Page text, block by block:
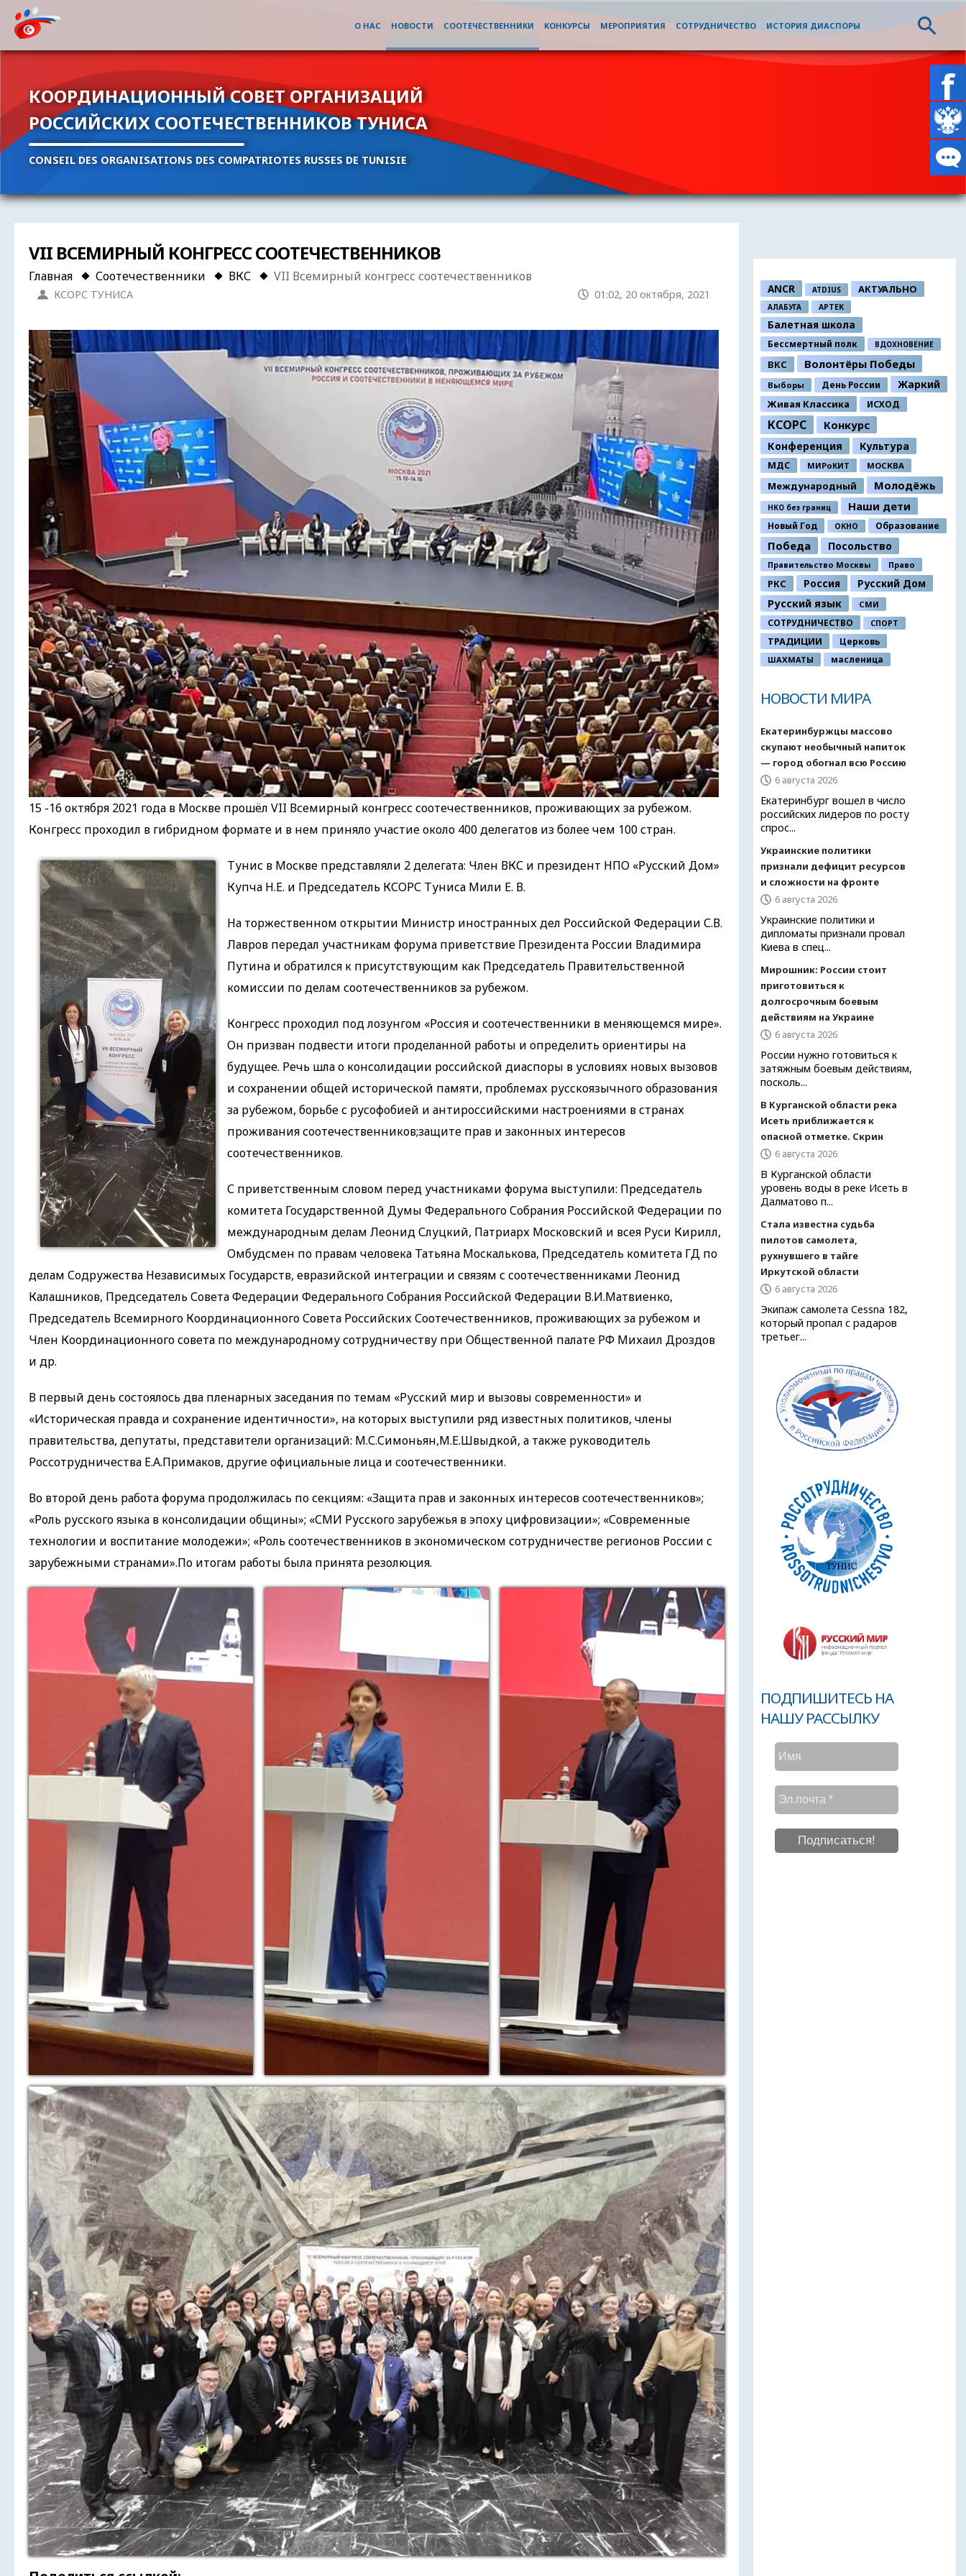
КООРДИНАЦИОННЫЙ СОВЕТ ОРГАНИЗАЦИЙ
РОССИЙСКИХ СООТЕЧЕСТВЕННИКОВ ТУНИСА
CONSEIL DES ORGANISATIONS DES COMPATRIOTES RUSSES DE TUNISIE
О НАС НОВОСТИ СООТЕЧЕСТВЕННИКИ КОНКУРСЫ МЕРОПРИЯТИЯ СОТРУДНИЧЕСТВО ИСТОРИЯ ДИАСПОРЫ
VII ВСЕМИРНЫЙ КОНГРЕСС СООТЕЧЕСТВЕННИКОВ
Главная Соотечественники ВКС VII Всемирный конгресс соотечественников
КСОРС ТУНИСА 01:02, 20 октября, 2021
15 -16 октября 2021 года в Москве прошёл VII Всемирный конгресс соотечественников, проживающих за рубежом.
Конгресс проходил в гибридном формате и в нем приняло участие около 400 делегатов из более чем 100 стран.
Тунис в Москве представляли 2 делегата: Член ВКС и президент НПО «Русский Дом»
Купча Н.Е. и Председатель КСОРС Туниса Мили Е. В.
На торжественном открытии Министр иностранных дел Российской Федерации С.В.
Лавров передал участникам форума приветствие Президента России Владимира
Путина и обратился к присутствующим как Председатель Правительственной
комиссии по делам соотечественников за рубежом.
Конгресс проходил под лозунгом «Россия и соотечественники в меняющемся мире».
Он призван подвести итоги проделанной работы и определить ориентиры на
будущее. Речь шла о консолидации российской диаспоры в условиях новых вызовов
и сохранении общей исторической памяти, проблемах русскоязычного образования
за рубежом, борьбе с русофобией и антироссийскими настроениями в странах
проживания соотечественников;защите прав и законных интересов
соотечественников.
С приветственным словом перед участниками форума выступили: Председатель
комитета Государственной Думы Федерального Собрания Российской Федерации по
международным делам Леонид Слуцкий, Патриарх Московский и всея Руси Кирилл,
Омбудсмен по правам человека Татьяна Москалькова, Председатель комитета ГД по
делам Содружества Независимых Государств, евразийской интеграции и связям с соотечественниками Леонид
Калашников, Председатель Совета Федерации Федерального Собрания Российской Федерации В.И.Матвиенко,
Председатель Всемирного Координационного Совета Российских Соотечественников, проживающих за рубежом и
Член Координационного совета по международному сотрудничеству при Общественной палате РФ Михаил Дроздов
и др.
В первый день состоялось два пленарных заседания по темам «Русский мир и вызовы современности» и
«Историческая правда и сохранение идентичности», на которых выступили ряд известных политиков, члены
правительства, депутаты, представители организаций: М.С.Симоньян,М.Е.Швыдкой, а также руководитель
Россотрудничества Е.А.Примаков, другие официальные лица и соотечественники.
Во второй день работа форума продолжилась по секциям: «Защита прав и законных интересов соотечественников»;
«Роль русского языка в консолидации общины»; «СМИ Русского зарубежья в эпоху цифровизации»; «Современные
технологии и воспитание молодежи»; «Роль соотечественников в экономическом сотрудничестве регионов России с
зарубежными странами».По итогам работы была принята резолюция.
ANCR ATDIUS АКТУАЛЬНО
АЛАБУГА АРТЕК
Балетная школа
Бессмертный полк ВДОХНОВЕНИЕ
ВКС Волонтёры Победы
Выборы День России Жаркий
Живая Классика ИСХОД
КСОРС Конкурс
Конференция Культура
МДС МИРоКИТ МОСКВА
Международный Молодёжь
НКО без границ Наши дети
Новый Год ОКНО Образование
Победа Посольство
Правительство Москвы Право
РКС Россия
Русский Дом
Русский язык
СМИ
СОТРУДНИЧЕСТВО СПОРТ
ТРАДИЦИИ Церковь
ШАХМАТЫ масленица
НОВОСТИ МИРА
Екатеринбуржцы массово
скупают необычный напиток
— город обогнал всю Россию
6 августа 2026
Екатеринбург вошел в число
российских лидеров по росту
спрос...
Украинские политики
признали дефицит ресурсов
и сложности на фронте
6 августа 2026
Украинские политики и
дипломаты признали провал
Киева в спец...
Мирошник: России стоит
приготовиться к
долгосрочным боевым
действиям на Украине
6 августа 2026
России нужно готовиться к
затяжным боевым действиям,
посколь...
В Курганской области река
Исеть приближается к
опасной отметке. Скрин
6 августа 2026
В Курганской области
уровень воды в реке Исеть в
Далматово п...
Стала известна судьба
пилотов самолета,
рухнувшего в тайге
Иркутской области
6 августа 2026
Экипаж самолета Cessna 182,
который пропал с радаров
третьег...
ПОДПИШИТЕСЬ НА
НАШУ РАССЫЛКУ